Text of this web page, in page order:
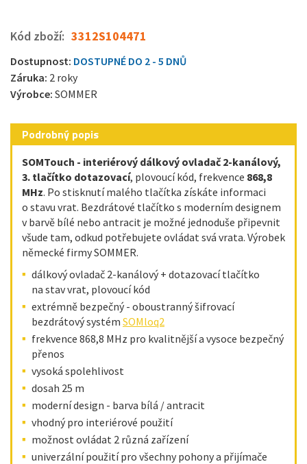
Kód zboží: 3312S104471
Dostupnost: DOSTUPNÉ DO 2 - 5 DNŮ
Záruka: 2 roky
Výrobce: SOMMER
Podrobný popis
SOMTouch - interiérový dálkový ovladač 2-kanálový,
3. tlačítko dotazovací, plovoucí kód, frekvence 868,8
MHz. Po stisknutí malého tlačítka získáte informaci
o stavu vrat. Bezdrátové tlačítko s moderním designem
v barvě bílé nebo antracit je možné jednoduše připevnit
všude tam, odkud potřebujete ovládat svá vrata. Výrobek
německé firmy SOMMER.
dálkový ovladač 2-kanálový + dotazovací tlačítko
na stav vrat, plovoucí kód
extrémně bezpečný - oboustranný šifrovací
bezdrátový systém SOMloq2
frekvence 868,8 MHz pro kvalitnější a vysoce bezpečný
přenos
vysoká spolehlivost
dosah 25 m
moderní design - barva bílá / antracit
vhodný pro interiérové použití
možnost ovládat 2 různá zařízení
univerzální použití pro všechny pohony a přijímače